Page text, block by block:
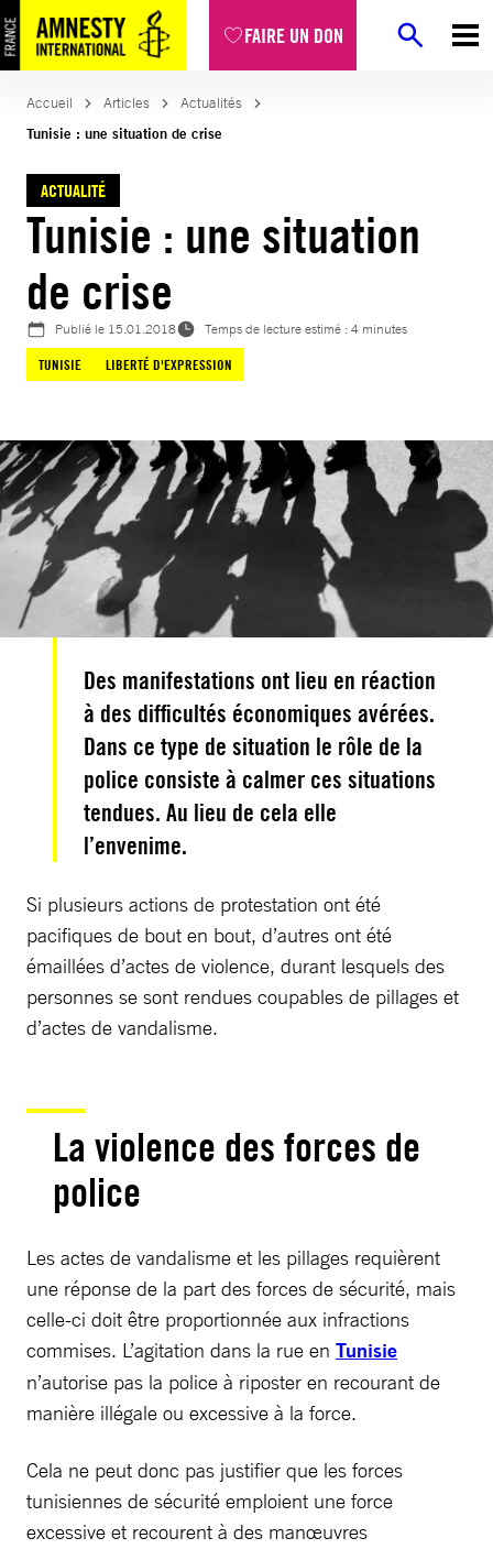
FAIRE UN DON
Aller
au
contenu
Accueil Articles
Actualités
Tunisie : une situation de crise
ACTUALITÉ
Tunisie : une situation
de crise
Publié le 15.01.2018
Temps de lecture estimé : 4 minutes
TUNISIE
LIBERTÉ D'EXPRESSION
Des manifestations ont lieu en réaction
à des difficultés économiques avérées.
Dans ce type de situation le rôle de la
police consiste à calmer ces situations
tendues. Au lieu de cela elle
l’envenime.
Si plusieurs actions de protestation ont été
pacifiques de bout en bout, d’autres ont été
émaillées d’actes de violence, durant lesquels des
personnes se sont rendues coupables de pillages et
d’actes de vandalisme.
La violence des forces de
police
Les actes de vandalisme et les pillages requièrent
une réponse de la part des forces de sécurité, mais
celle-ci doit être proportionnée aux infractions
commises. L’agitation dans la rue en Tunisie
n’autorise pas la police à riposter en recourant de
manière illégale ou excessive à la force.
Cela ne peut donc pas justifier que les forces
tunisiennes de sécurité emploient une force
excessive et recourent à des manœuvres